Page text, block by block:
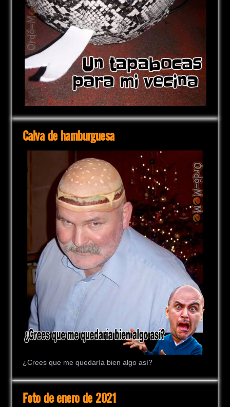
Calva de hamburguesa
¿Crees que me quedaría bien algo así?
Foto de enero de 2021